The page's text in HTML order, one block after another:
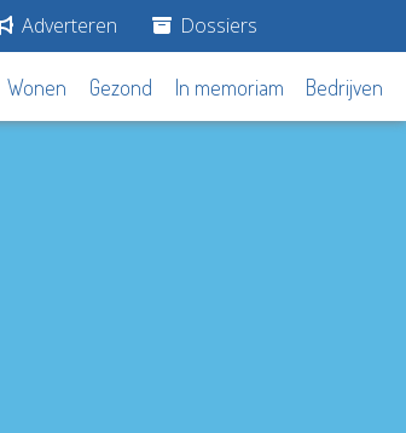
Adverteren Dossiers
Wonen Gezond In memoriam Bedrijven